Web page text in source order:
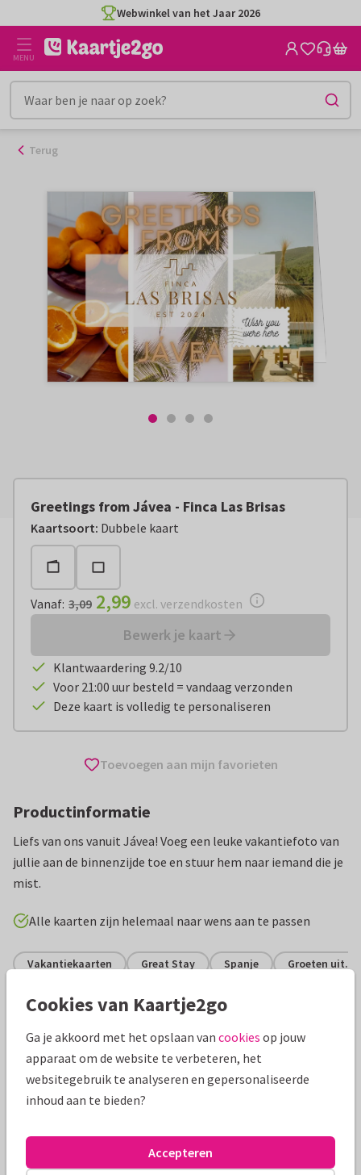
naar
inhoud
Webwinkel van het Jaar 2026
MENU
Terug
Greetings from Jávea - Finca Las Brisas
Kaartsoort: Dubbele kaart
Vanaf:€ 2,99 excl. verzendkosten
Vanaf: 3,09 2,99 excl. verzendkosten
Bewerk je kaart
Klantwaardering 9.2/10
Voor 21:00 uur besteld = vandaag verzonden
Deze kaart is volledig te personaliseren
Toevoegen aan mijn favorieten
Productinformatie
Liefs van ons vanuit Jávea! Voeg een leuke vakantiefoto van
jullie aan de binnenzijde toe en stuur hem naar iemand die je
mist.
Alle kaarten zijn helemaal naar wens aan te passen
Vakantiekaarten Great Stay Spanje Groeten uit...
Specificaties bij deze kaart
Papiersoort: Kies uit 6 luxe papiersoorten
Witte vensterenvelop
Formaten
Cookies van Kaartje2go
Ga je akkoord met het opslaan van cookies op jouw
apparaat om de website te verbeteren, het
websitegebruik te analyseren en gepersonaliseerde
inhoud aan te bieden?
Accepteren